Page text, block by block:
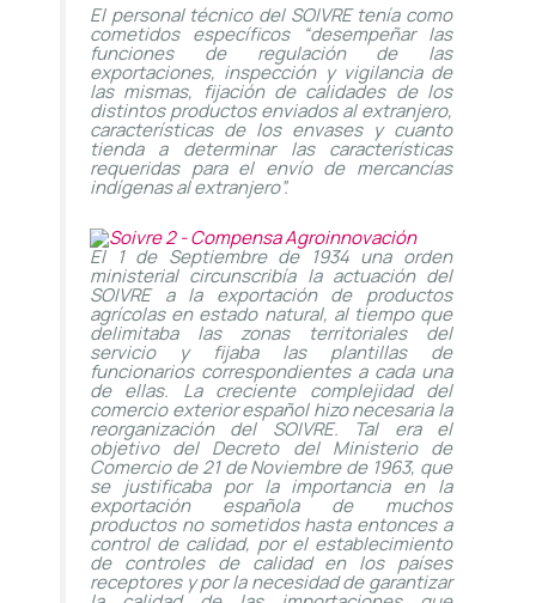
El personal técnico del SOIVRE tenía como
cometidos específicos “desempeñar las
funciones de regulación de las
exportaciones, inspección y vigilancia de
las mismas, fijación de calidades de los
distintos productos enviados al extranjero,
características de los envases y cuanto
tienda a determinar las características
requeridas para el envío de mercancías
indígenas al extranjero”.
El 1 de Septiembre de 1934 una orden
ministerial circunscribía la actuación del
SOIVRE a la exportación de productos
agrícolas en estado natural, al tiempo que
delimitaba las zonas territoriales del
servicio y fijaba las plantillas de
funcionarios correspondientes a cada una
de ellas. La creciente complejidad del
comercio exterior español hizo necesaria la
reorganización del SOIVRE. Tal era el
objetivo del Decreto del Ministerio de
Comercio de 21 de Noviembre de 1963, que
se justificaba por la importancia en la
exportación española de muchos
productos no sometidos hasta entonces a
control de calidad, por el establecimiento
de controles de calidad en los países
receptores y por la necesidad de garantizar